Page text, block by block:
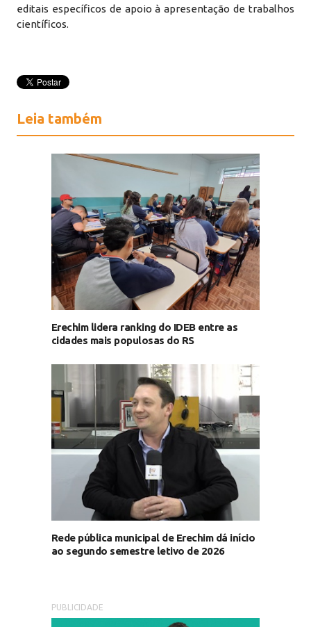
editais específicos de apoio à apresentação de trabalhos
científicos.
Leia também
Erechim lidera ranking do IDEB entre as
cidades mais populosas do RS
Rede pública municipal de Erechim dá início
ao segundo semestre letivo de 2026
PUBLICIDADE